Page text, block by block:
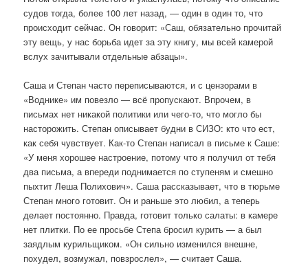
судов тогда, более 100 лет назад, — один в один то, что
происходит сейчас. Он говорит: «Саш, обязательно прочитай
эту вещь, у нас борьба идет за эту книгу, мы всей камерой
вслух зачитывали отдельные абзацы».
Саша и Степан часто переписываются, и с цензорами в
«Воднике» им повезло — всё пропускают. Впрочем, в
письмах нет никакой политики или чего-то, что могло бы
насторожить. Степан описывает будни в СИЗО: кто что ест,
как себя чувствует. Как-то Степан написал в письме к Саше:
«У меня хорошее настроение, потому что я получил от тебя
два письма, а впереди поднимается по ступеням и смешно
пыхтит Леша Полихович». Саша рассказывает, что в тюрьме
Степан много готовит. Он и раньше это любил, а теперь
делает постоянно. Правда, готовит только салаты: в камере
нет плитки. По ее просьбе Степа бросил курить — а был
заядлым курильщиком. «Он сильно изменился внешне,
похудел, возмужал, повзрослел», — считает Саша.